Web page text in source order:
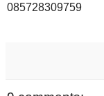
085728309759